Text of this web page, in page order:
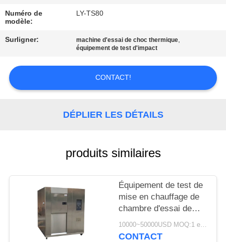
CONTACTEZ-
NOUS
CITATION
PRIVACY
POLICY
Numéro de
modèle:
LY-TS80
Surligner: machine d'essai de choc thermique,
équipement de test d'impact
CONTACT!
DÉPLIER LES DÉTAILS
produits similaires
Équipement de test de
mise en chauffage de
chambre d'essai de
choc thermique d'acier
inoxydable de LIYI 304
10000~50000USD MOQ:1 ensemble
CONTACT